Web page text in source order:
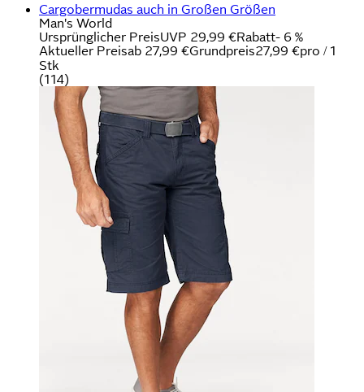
Cargobermudas auch in Großen Größen
Man's World
Ursprünglicher PreisUVP 29,99 €Rabatt- 6 %
Aktueller Preisab 27,99 €Grundpreis27,99 €pro / 1
Stk
(114)